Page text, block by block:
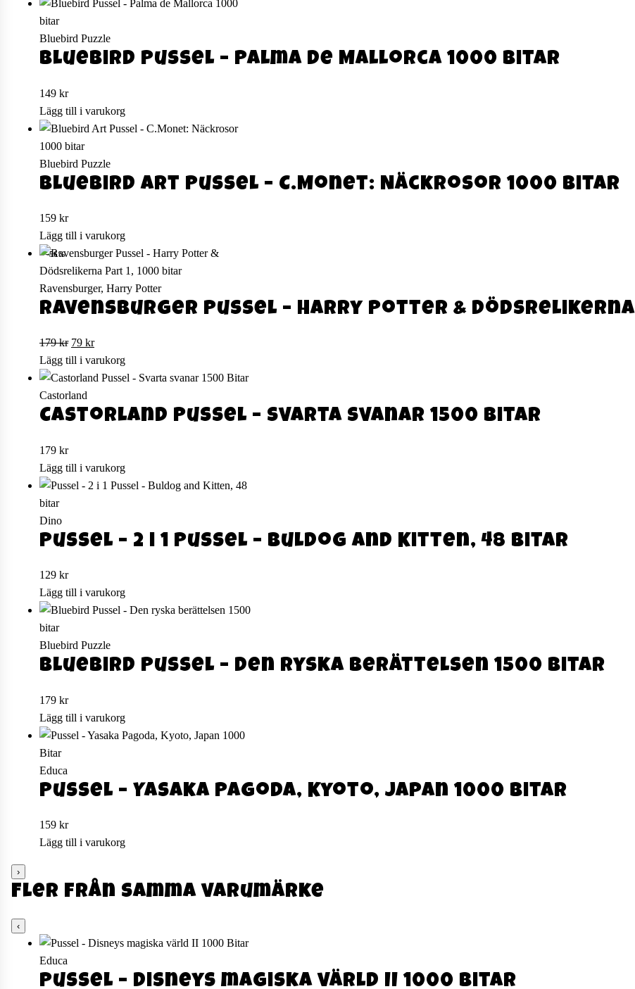
Bluebird Puzzle
Bluebird Pussel – Palma de Mallorca 1000 bitar
149 kr
Lägg till i varukorg
Bluebird Puzzle
Bluebird Art Pussel – C.Monet: Näckrosor 1000 bitar
159 kr
Lägg till i varukorg
−56%
Ravensburger, Harry Potter
Ravensburger Pussel – Harry Potter &
179kr Det
ursprungliga
priset
var:
179 kr.
79 krDet
nuvarande
priset
79 kr.
Lägg till i varukorg
Castorland
Castorland Pussel – Svarta svanar 1500 Bitar
179 kr
Lägg till i varukorg
Dino
Pussel – 2 i 1 Pussel – Buldog and Kitten, 48 bitar
129 kr
Lägg till i varukorg
Bluebird Puzzle
Bluebird Pussel – Den ryska berättelsen 1500 bitar
179 kr
Lägg till i varukorg
Educa
Pussel – Yasaka Pagoda, Kyoto, Japan 1000 Bitar
159 kr
Lägg till i varukorg
›
Fler från samma varumärke
‹
Educa
Pussel – Disneys magiska värld II 1000 Bitar